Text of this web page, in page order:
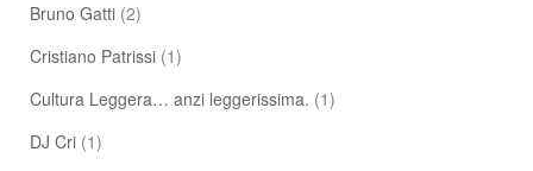
Bruno Gatti (2)
Cristiano Patrissi (1)
Cultura Leggera… anzi leggerissima. (1)
DJ Cri (1)